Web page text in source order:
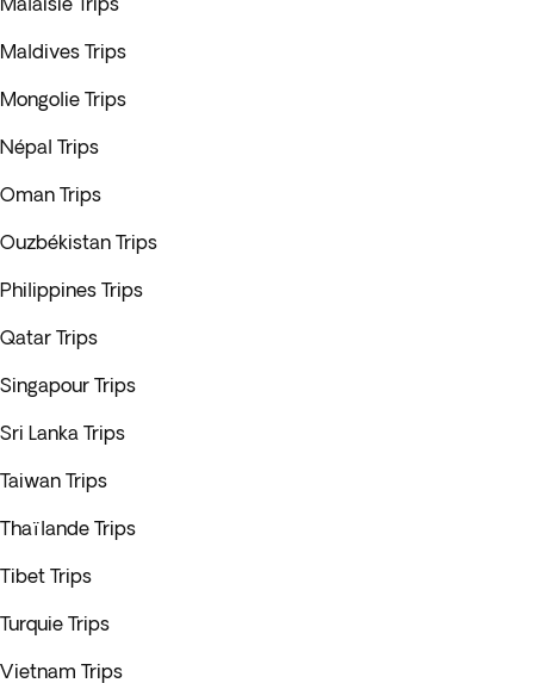
Maldives Trips
Mongolie Trips
Népal Trips
Oman Trips
Ouzbékistan Trips
Philippines Trips
Qatar Trips
Singapour Trips
Sri Lanka Trips
Taiwan Trips
Thaïlande Trips
Tibet Trips
Turquie Trips
Vietnam Trips